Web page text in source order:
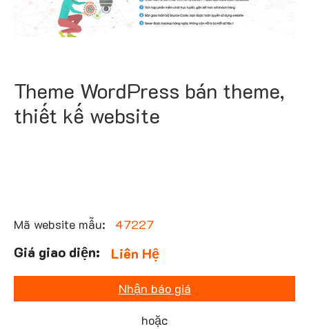
Theme WordPress bán theme,
thiết kế website
Mã website mẫu: 47227
Liên Hệ
Nhận báo giá
hoặc